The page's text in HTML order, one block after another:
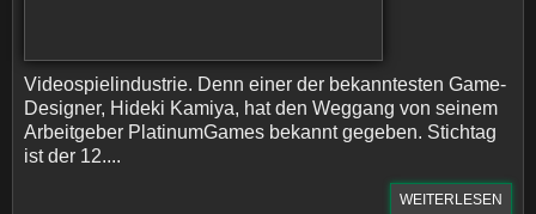
Videospielindustrie. Denn einer der bekanntesten Game-
Designer, Hideki Kamiya, hat den Weggang von seinem
Arbeitgeber PlatinumGames bekannt gegeben. Stichtag
ist der 12....
WEITERLESEN